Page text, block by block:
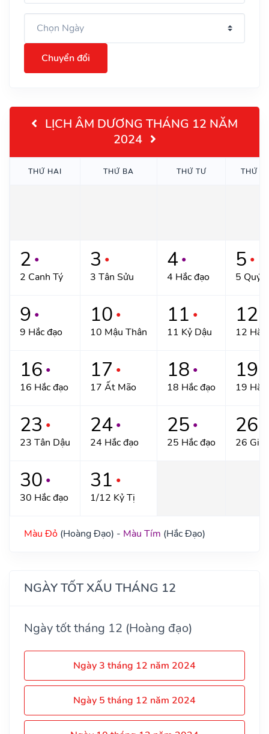
Chuyển đổi
LỊCH ÂM DƯƠNG THÁNG 12 NĂM
2024
THỨ HAI THỨ BA THỨ TƯ THỨ
2 ●
2 Canh Tý
3 ●
3 Tân Sửu
4 ●
4 Hắc đạo
5 ●
5 Quý
9 ●
9 Hắc đạo
10 ●
10 Mậu Thân
11 ●
11 Kỷ Dậu
12
12 Hắc
16 ●
16 Hắc đạo
17 ●
17 Ất Mão
18 ●
18 Hắc đạo
19
19 Hắc
23 ●
23 Tân Dậu
24 ●
24 Hắc đạo
25 ●
25 Hắc đạo
26
26
30 ●
30 Hắc đạo
31 ●
1/12 Kỷ Tị
Màu Đỏ (Hoàng Đạo) - Màu Tím (Hắc Đạo)
NGÀY TỐT XẤU THÁNG 12
Ngày tốt tháng 12 (Hoàng đạo)
Ngày 3 tháng 12 năm 2024
Ngày 5 tháng 12 năm 2024